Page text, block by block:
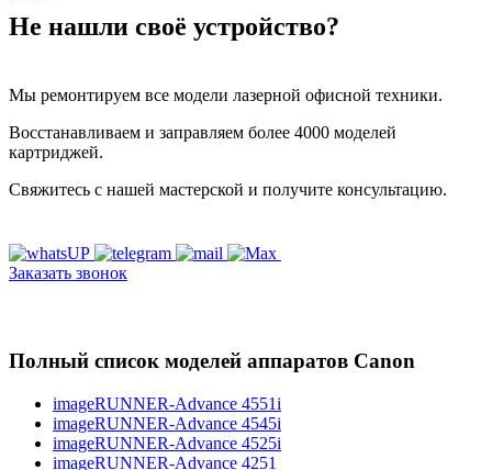
Не нашли своё устройство?
Мы ремонтируем все модели лазерной офисной техники.
Восстанавливаем и заправляем более 4000 моделей
картриджей.
Свяжитесь с нашей мастерской и получите консультацию.
Заказать звонок
Полный список моделей аппаратов Canon
imageRUNNER-Advance 4551i
imageRUNNER-Advance 4545i
imageRUNNER-Advance 4525i
imageRUNNER-Advance 4251